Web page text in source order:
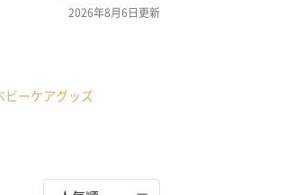
2026年8月6日更新
ビーケアグッズ